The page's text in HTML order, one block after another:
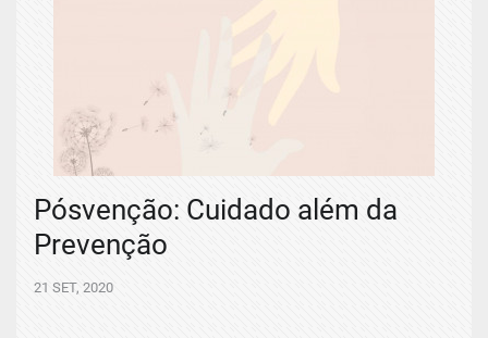
Pósvenção: Cuidado além da
Prevenção
21 SET, 2020